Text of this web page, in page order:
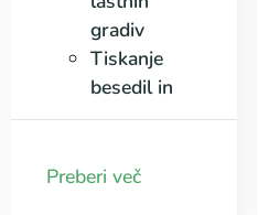
gradiv
Tiskanje
besedil in
izvoz v PDF
Preberi več